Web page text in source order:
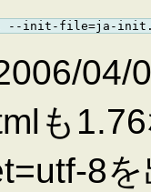
04/
も
8